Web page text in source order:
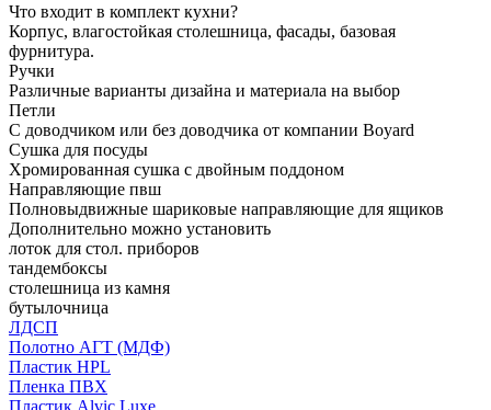
Что входит в комплект кухни?
Корпус, влагостойкая столешница, фасады, базовая
фурнитура.
Ручки
Различные варианты дизайна и материала на выбор
Петли
С доводчиком или без доводчика от компании Boyard
Сушка для посуды
Хромированная сушка с двойным поддоном
Направляющие пвш
Полновыдвижные шариковые направляющие для ящиков
Дополнительно можно установить
лоток для стол. приборов
тандембоксы
столешница из камня
бутылочница
ЛДСП
Полотно АГТ (МДФ)
Пластик HPL
Пленка ПВХ
Пластик Alvic Luxe